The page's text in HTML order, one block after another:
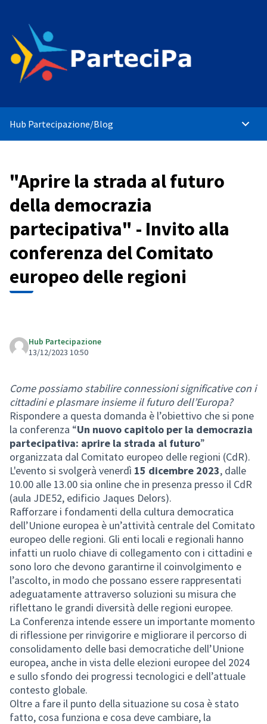
Hub Partecipazione/Blog Main
"Aprire la strada al futuro
della democrazia
partecipativa" - Invito alla
conferenza del Comitato
europeo delle regioni
Hub Partecipazione
13/12/2023 10:50
Come possiamo stabilire connessioni significative con i
cittadini e plasmare insieme il futuro dell’Europa?
Rispondere a questa domanda è l’obiettivo che si pone
la conferenza “Un nuovo capitolo per la democrazia
partecipativa: aprire la strada al futuro”
organizzata dal Comitato europeo delle regioni (CdR).
L'evento si svolgerà venerdì 15 dicembre 2023, dalle
10.00 alle 13.00 sia online che in presenza presso il CdR
(aula JDE52, edificio Jaques Delors).
Rafforzare i fondamenti della cultura democratica
dell’Unione europea è un’attività centrale del Comitato
europeo delle regioni. Gli enti locali e regionali hanno
infatti un ruolo chiave di collegamento con i cittadini e
sono loro che devono garantirne il coinvolgimento e
l’ascolto, in modo che possano essere rappresentati
adeguatamente attraverso soluzioni su misura che
riflettano le grandi diversità delle regioni europee.
La Conferenza intende essere un importante momento
di riflessione per rinvigorire e migliorare il percorso di
consolidamento delle basi democratiche dell’Unione
europea, anche in vista delle elezioni europee del 2024
e sullo sfondo dei progressi tecnologici e dell’attuale
contesto globale.
Oltre a fare il punto della situazione su cosa è stato
fatto, cosa funziona e cosa deve cambiare, la